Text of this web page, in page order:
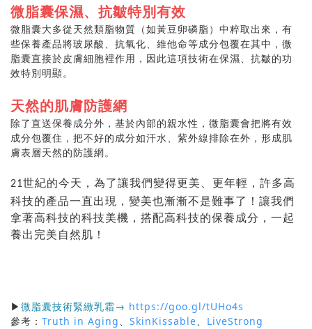
微脂囊保濕、抗皺特別有效
微脂囊大多從天然類脂物質（如黃豆卵磷脂）中粹取出來，有
些保養產品將玻尿酸、抗氧化、維他命等成分包覆在其中，微
脂囊直接於皮膚細胞裡作用，因此這項技術在保濕、抗皺的功
效特別明顯。
天然的肌膚防護網
除了直送保養成分外，基於內部的親水性，微脂囊會把將有效
成分包覆住，把不好的成分如汗水、紫外線排除在外，形成肌
膚表層天然的防護網。
21世紀的今天，為了讓我們變得更美、更年輕，許多高
科技的產品一直出現，變美也漸漸不是難事了！讓我們
拿著高科技的科技美機，搭配高科技的保養成分，一起
養出完美自然肌！
▶ 微脂囊技術緊緻乳霜→ https://goo.gl/tUHo4s
參考： Truth in Aging、 SkinKissable、 LiveStrong